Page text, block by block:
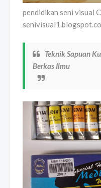
pendidikan seni visual
Teknik Sapuan
Berkas Ilmu